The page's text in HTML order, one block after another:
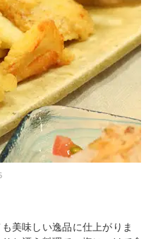
美味しい逸品に仕上がりま